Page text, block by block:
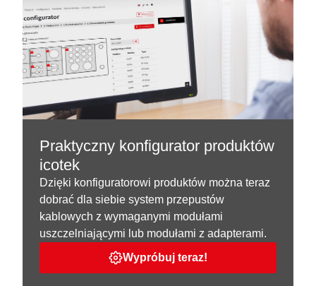
Praktyczny konfigurator produktów
icotek
Dzięki konfiguratorowi produktów można teraz
dobrać dla siebie system przepustów
kablowych z wymaganymi modułami
uszczelniającymi lub modułami z adapterami.
Wypróbuj teraz!